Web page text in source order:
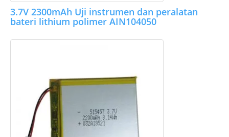
3.7V 2300mAh Uji instrumen dan peralatan
bateri lithium polimer AIN104050